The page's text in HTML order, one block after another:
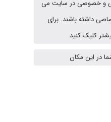
abolfazlkoshehe
abolfazlkoshehe
و خصوصی در سایت می
داشته باشند. برای
کلیک کنید
در این مکان